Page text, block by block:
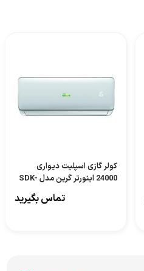
کولر گازی اسپلیت دیواری
24000 اینورتر گرین مدل SDK-
تماس بگیرید